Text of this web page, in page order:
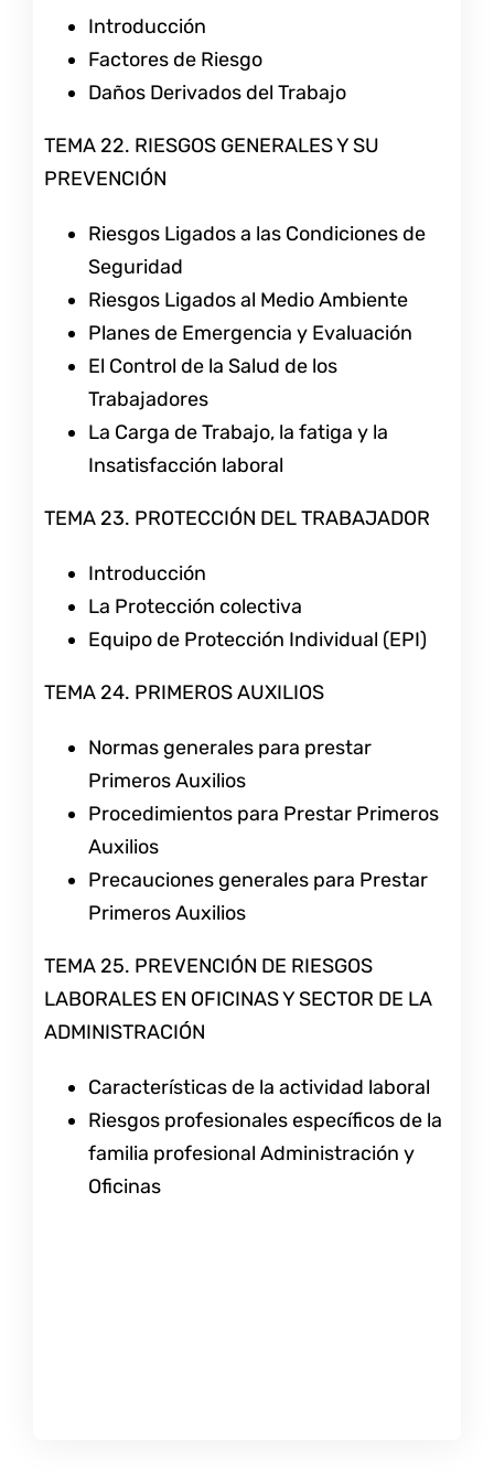
Introducción
Factores de Riesgo
Daños Derivados del Trabajo
TEMA 22. RIESGOS GENERALES Y SU
PREVENCIÓN
Riesgos Ligados a las Condiciones de
Seguridad
Riesgos Ligados al Medio Ambiente
Planes de Emergencia y Evaluación
El Control de la Salud de los
Trabajadores
La Carga de Trabajo, la fatiga y la
Insatisfacción laboral
TEMA 23. PROTECCIÓN DEL TRABAJADOR
Introducción
La Protección colectiva
Equipo de Protección Individual (EPI)
TEMA 24. PRIMEROS AUXILIOS
Normas generales para prestar
Primeros Auxilios
Procedimientos para Prestar Primeros
Auxilios
Precauciones generales para Prestar
Primeros Auxilios
TEMA 25. PREVENCIÓN DE RIESGOS
LABORALES EN OFICINAS Y SECTOR DE LA
ADMINISTRACIÓN
Características de la actividad laboral
Riesgos profesionales específicos de la
familia profesional Administración y
Oficinas